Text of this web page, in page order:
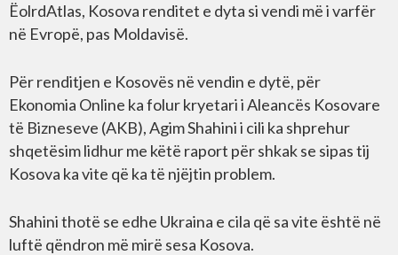
ËolrdAtlas, Kosova renditet e dyta si vendi më i varfër
në Evropë, pas Moldavisë.
Për renditjen e Kosovës në vendin e dytë, për
Ekonomia Online ka folur kryetari i Aleancës Kosovare
të Bizneseve (AKB), Agim Shahini i cili ka shprehur
shqetësim lidhur me këtë raport për shkak se sipas tij
Kosova ka vite që ka të njëjtin problem.
Shahini thotë se edhe Ukraina e cila që sa vite është në
luftë qëndron më mirë sesa Kosova.